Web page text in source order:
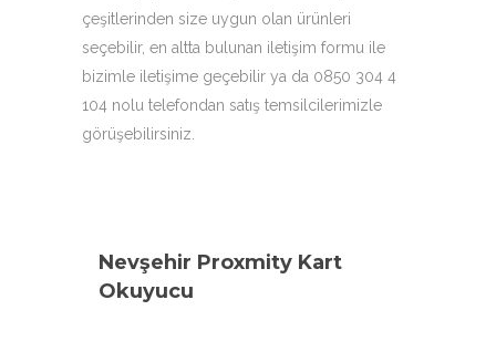
çeşitlerinden size uygun olan ürünleri
seçebilir, en altta bulunan iletişim formu ile
bizimle iletişime geçebilir ya da 0850 304 4
104 nolu telefondan satış temsilcilerimizle
görüşebilirsiniz.
Nevşehir Proxmity Kart
Okuyucu